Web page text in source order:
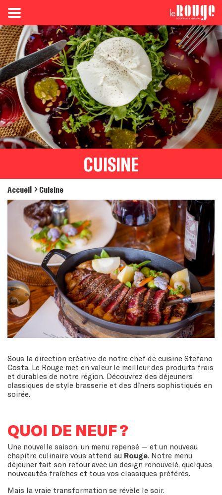
CUISINE
Accueil Cuisine
Sous la direction créative de notre chef de cuisine Stefano
Costa, Le Rouge met en valeur le meilleur des produits frais
et durables de notre région. Découvrez des déjeuners
classiques de style brasserie et des dîners sophistiqués en
soirée.
QUOI DE NEUF ?
Une nouvelle saison, un menu repensé — et un nouveau
chapitre culinaire vous attend au Rouge. Notre menu
déjeuner fait son retour avec un design renouvelé, quelques
nouveautés fraîches et tous vos classiques préférés.
Mais la vraie transformation se révèle le soir.